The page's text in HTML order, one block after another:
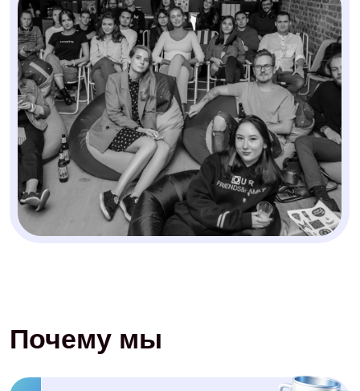
Получите бесплатную
консультацию от
руководителя агенства:
Разберем ваши соцсети и точки
роста
Покажем, какой контент
приведет клиентов
Подберем стратегию под ваш
бюджет
Оставить заявку